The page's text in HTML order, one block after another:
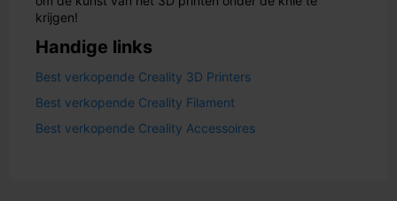
krijgen!
Handige links
Best verkopende Creality 3D Printers
Best verkopende Creality Filament
Best verkopende Creality Accessoires